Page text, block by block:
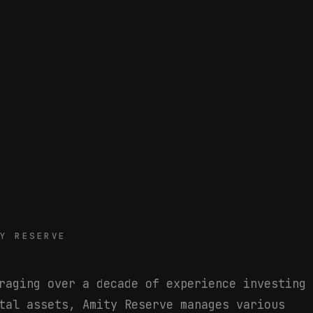
RESERVE
raging over a decade of experience investing
tal assets, Amity Reserve manages various